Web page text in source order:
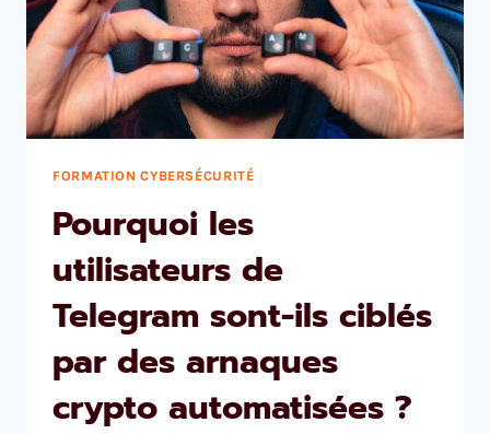
FORMATION CYBERSÉCURITÉ
Pourquoi les
utilisateurs de
Telegram sont-ils ciblés
par des arnaques
crypto automatisées ?